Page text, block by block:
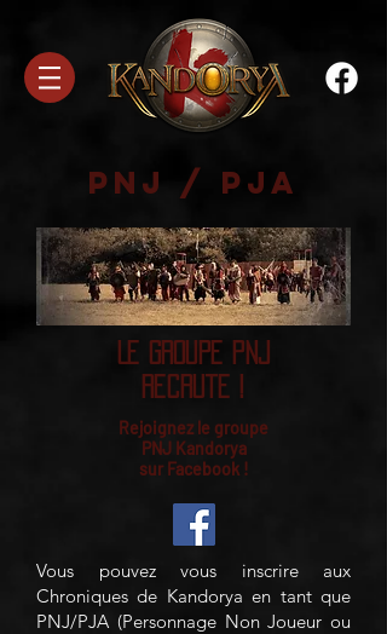
PNJ / PJA
Le groupe PNJ
recrute !
Rejoignez le groupe
PNJ Kandorya
sur Facebook !
Vous pouvez vous inscrire aux
Chroniques de Kandorya en tant que
PNJ/PJA (Personnage Non Joueur ou